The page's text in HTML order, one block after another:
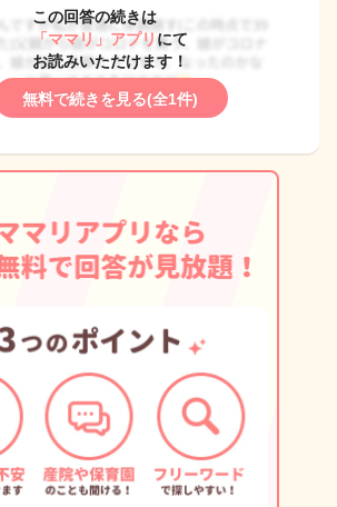
この回答の続きは
「ママリ」アプリ にて
お読みいただけます！
無料で続きを見る(全1件)